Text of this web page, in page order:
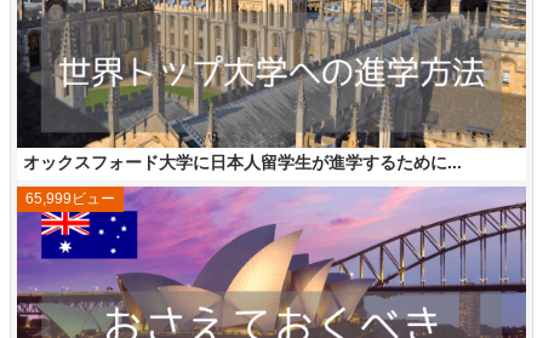
オックスフォード大学に日本人留学生が進学するために...
65,999ビュー